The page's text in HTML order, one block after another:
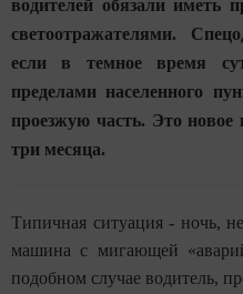
водителей обязали иметь
светоотражателями.
если в темное время
пределами населенного
проезжую часть. Это новое
три месяца.
Типичная ситуация - ночь,
машина с мигающей
подобном случае водитель,